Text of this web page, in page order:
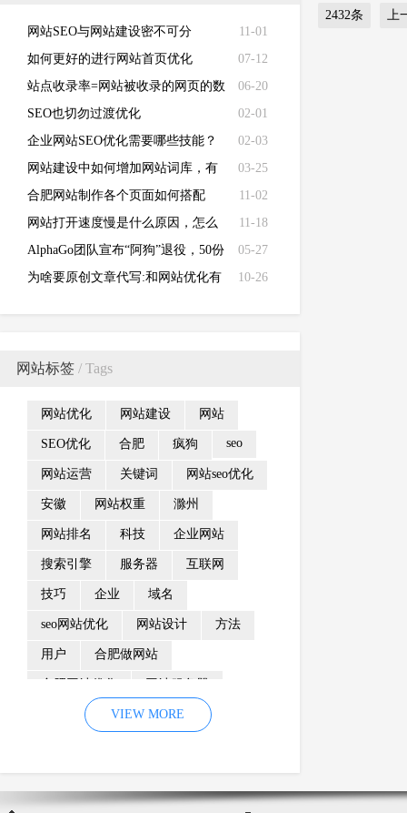
11-01
网站SEO与网站建设密不可分
07-12
如何更好的进行网站首页优化
06-20
站点收录率=网站被收录的网页的数
量/网站所有的网页数量
02-01
SEO也切勿过渡优化
02-03
企业网站SEO优化需要哪些技能？
03-25
网站建设中如何增加网站词库，有
效收录参与排名？
11-02
合肥网站制作各个页面如何搭配
11-18
网站打开速度慢是什么原因，怎么
优化？
05-27
AlphaGo团队宣布“阿狗”退役，50份
自我对战棋谱献给人类
10-26
为啥要原创文章代写:和网站优化有
网站标签 / Tags
网站优化 网站建设 网站
SEO优化 合肥 疯狗 seo
网站运营 关键词 网站seo优化
安徽 网站权重 滁州
网站排名 科技 企业网站
搜索引擎 服务器 互联网
技巧 企业 域名
seo网站优化 网站设计 方法
用户 合肥做网站
优化 网站降权
企业网站建设 效果 页面
网络营销 因素 网络公司
VIEW MORE
2432条 上